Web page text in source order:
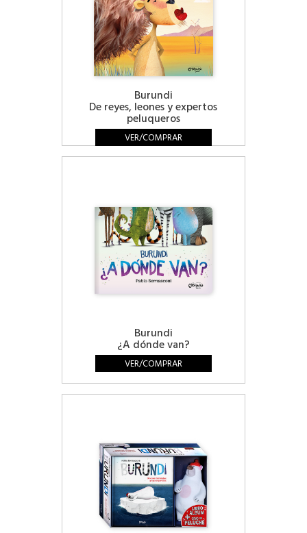
Burundi
De reyes, leones y expertos
peluqueros
VER/COMPRAR
Burundi
¿A dónde van?
VER/COMPRAR